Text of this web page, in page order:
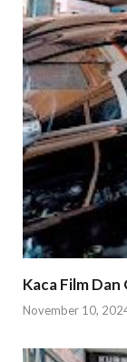
Kaca Film
November 10,